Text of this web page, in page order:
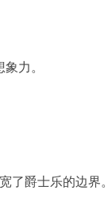
力。
了爵士乐的边界。